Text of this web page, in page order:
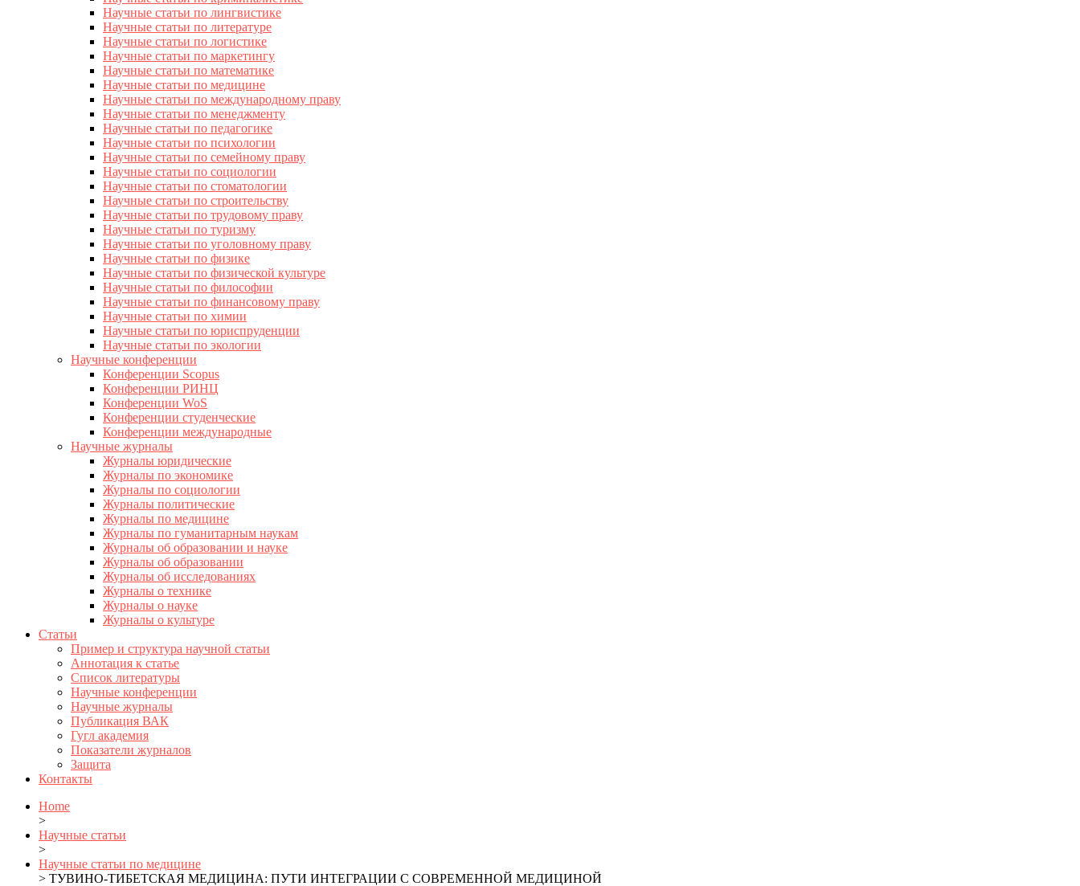
Научные статьи по лингвистике
Научные статьи по литературе
Научные статьи по логистике
Научные статьи по маркетингу
Научные статьи по математике
Научные статьи по медицине
Научные статьи по международному праву
Научные статьи по менеджменту
Научные статьи по педагогике
Научные статьи по психологии
Научные статьи по семейному праву
Научные статьи по социологии
Научные статьи по стоматологии
Научные статьи по строительству
Научные статьи по трудовому праву
Научные статьи по туризму
Научные статьи по уголовному праву
Научные статьи по физике
Научные статьи по физической культуре
Научные статьи по философии
Научные статьи по финансовому праву
Научные статьи по химии
Научные статьи по юриспруденции
Научные статьи по экологии
Научные конференции
Конференции Scopus
Конференции РИНЦ
Конференции WoS
Конференции студенческие
Конференции международные
Научные журналы
Журналы юридические
Журналы по экономике
Журналы по социологии
Журналы политические
Журналы по медицине
Журналы по гуманитарным наукам
Журналы об образовании и науке
Журналы об образовании
Журналы об исследованиях
Журналы о технике
Журналы о науке
Журналы о культуре
Статьи
Пример и структура научной статьи
Аннотация к статье
Список литературы
Научные конференции
Научные журналы
Публикация ВАК
Гугл академия
Показатели журналов
Защита
Контакты
Home
>
Научные статьи
>
Научные статьи по медицине
> ТУВИНО-ТИБЕТСКАЯ МЕДИЦИНА: ПУТИ ИНТЕГРАЦИИ С СОВРЕМЕННОЙ МЕДИЦИНОЙ